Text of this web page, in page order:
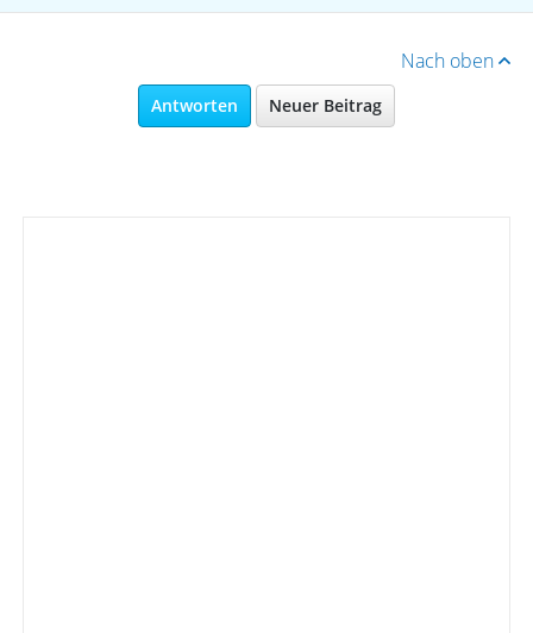
Nach oben
Antworten Neuer Beitrag